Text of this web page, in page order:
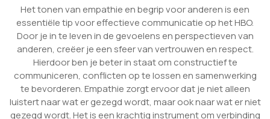
Het tonen van empathie en begrip voor anderen is een
essentiële tip voor effectieve communicatie op het HBO.
Door je in te leven in de gevoelens en perspectieven van
anderen, creëer je een sfeer van vertrouwen en respect.
Hierdoor ben je beter in staat om constructief te
communiceren, conflicten op te lossen en samenwerking
te bevorderen. Empathie zorgt ervoor dat je niet alleen
luistert naar wat er gezegd wordt, maar ook naar wat er niet
gezegd wordt. Het is een krachtig instrument om verbinding